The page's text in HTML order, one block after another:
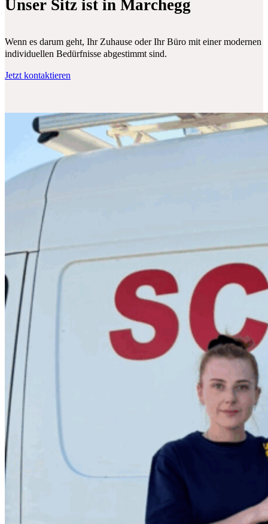
Unser Sitz ist in Marchegg
Wenn es darum geht, Ihr Zuhause oder Ihr Büro mit einer
individuellen Bedürfnisse abgestimmt sind.
Jetzt kontaktieren